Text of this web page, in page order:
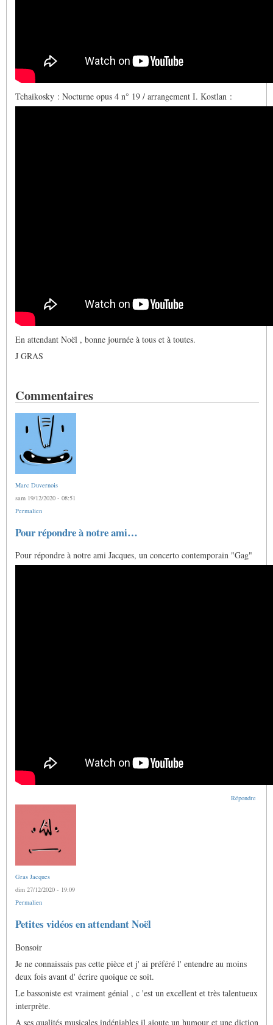
Tchaikosky : Nocturne opus 4 n° 19 / arrangement I. Kostlan :
En attendant Noël , bonne journée à tous et à toutes.
J GRAS
Commentaires
Marc Duvernois
sam 19/12/2020 - 08:51
Permalien
Pour répondre à notre ami…
Pour répondre à notre ami Jacques, un concerto contemporain "Gag"
Répondre
Gras Jacques
dim 27/12/2020 - 19:09
Permalien
En
réponse
Pour
à
notre
par
Marc
Duvernois
Petites vidéos en attendant Noël
Bonsoir
Je ne connaissais pas cette pièce et j' ai préféré l' entendre au moins
deux fois avant d' écrire quoique ce soit.
Le bassoniste est vraiment génial , c 'est un excellent et très talentueux
interprète.
A ses qualités musicales indéniables il ajoute un humour et une diction